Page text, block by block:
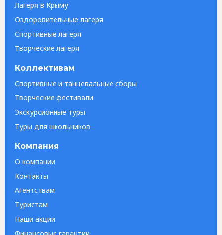
Лагеря в Крыму
Оздоровительные лагеря
Спортивные лагеря
Творческие лагеря
Коллективам
Спортивные и танцевальные сборы
Творческие фестивали
Экскурсионные туры
Туры для школьников
Компания
О компании
Контакты
Агентствам
Туристам
Наши акции